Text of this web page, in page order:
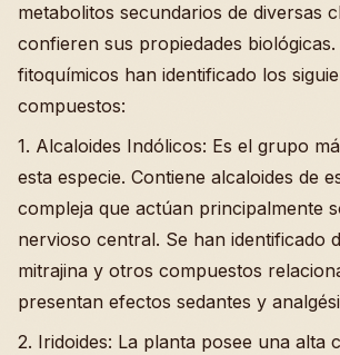
metabolitos secundarios de diversas
confieren sus propiedades biológicas.
fitoquímicos han identificado los
compuestos:
1. Alcaloides Indólicos: Es el grupo
esta especie. Contiene alcaloides de
compleja que actúan principalmente
nervioso central. Se han identificado
mitrajina y otros compuestos
presentan efectos sedantes y
2. Iridoides: La planta posee una alta